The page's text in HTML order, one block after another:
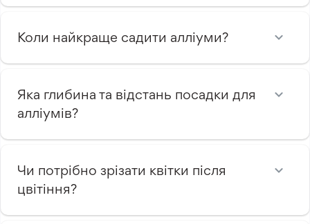
Коли найкраще садити алліуми?
Яка глибина та відстань посадки для
алліумів?
Чи потрібно зрізати квітки після
цвітіння?